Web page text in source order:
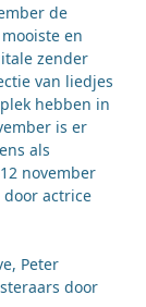
de
en
zender
van liedjes
hebben in
is er
als
november
actrice
Peter
door